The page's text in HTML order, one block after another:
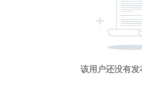
该用户还没有发